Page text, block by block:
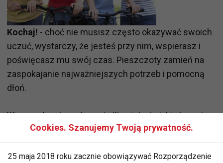
Kochaj! - choć nie musisz często okazywać swoich
uczuć, wystarczy, że jesteś przy nim, wspierasz i
poświęcasz mu swój czas. Pieszczoty zamień na
zaspokajanie najważniejszych potrzeb i pomocną
dłoń.
Wymagaj– ale z głową, jeśli ustalacie jakieś granice
nich obie strony się ich trzymają, wyciągaj
wyznaczaj obowiązki – "jeśli chcesz być dorosły,
Cookies. Szanujemy Twoją prywatność.
25 maja 2018 roku zacznie obowiązywać Rozporządzenie